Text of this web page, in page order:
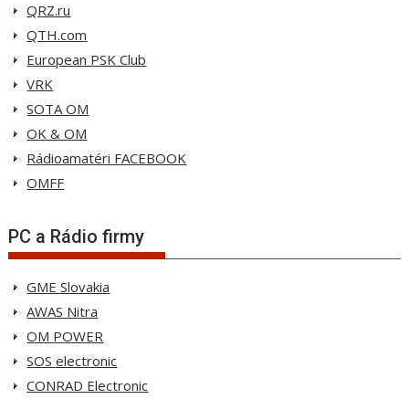
QRZ.ru
QTH.com
European PSK Club
VRK
SOTA OM
OK & OM
Rádioamatéri FACEBOOK
OMFF
PC a Rádio firmy
GME Slovakia
AWAS Nitra
OM POWER
SOS electronic
CONRAD Electronic